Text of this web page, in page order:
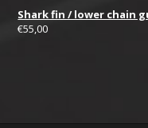
Shark fin / lower chain
€55,00